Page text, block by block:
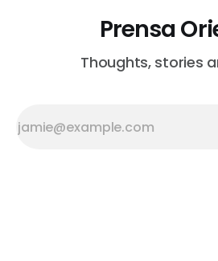
Prensa
Thoughts, stories